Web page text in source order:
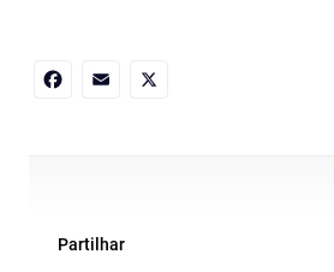
Partilhar